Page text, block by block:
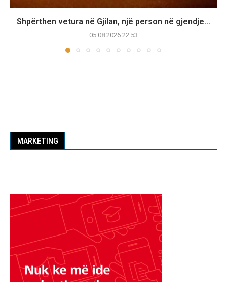
Shpërthen vetura në Gjilan, një person në gjendje...
05.08.2026 22:53
MARKETING